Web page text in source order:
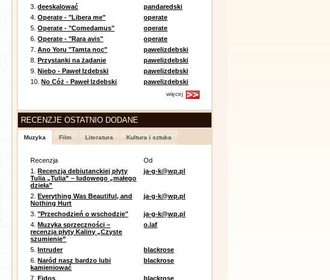
3.deeskalować
pandaredski
4.Operate - "Libera me"
operate
5.Operate - "Comedamus"
operate
6.Operate - "Rara avis"
operate
7.Ano Yoru "Tamta noc"
pawelizdebski
8.Przystanki na żądanie
pawelizdebski
9.Niebo - Paweł Izdebski
pawelizdebski
10.No Cóż - Paweł Izdebski pawelizdebski
więcej
RECENZJE OSTATNIO DODANE
Muzyka Film Literatura Kultura i sztuka
Recenzja
Od
1.Recenzja debiutanckiej płyty
Tulia „Tulia” – ludowego „małego
dzieła”
ja-g-k@wp.pl
2.Everything Was Beautiful, and
Nothing Hurt
ja-g-k@wp.pl
3."Przechodzień o wschodzie"
ja-g-k@wp.pl
4.Muzyka sprzeczności –
recenzja płyty Kaliny „Czyste
szumienie”
o.laf
5.Intruder
blackrose
6.Naród nasz bardzo lubi
kamieniować
blackrose
7.Eidos
blackrose